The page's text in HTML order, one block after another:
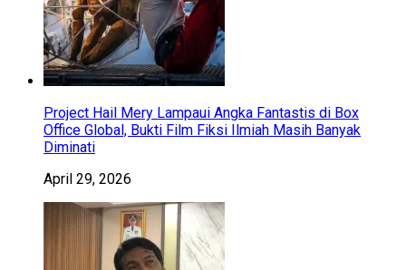
Project Hail Mery Lampaui Angka Fantastis di Box
Office Global, Bukti Film Fiksi Ilmiah Masih Banyak
Diminati
April 29, 2026